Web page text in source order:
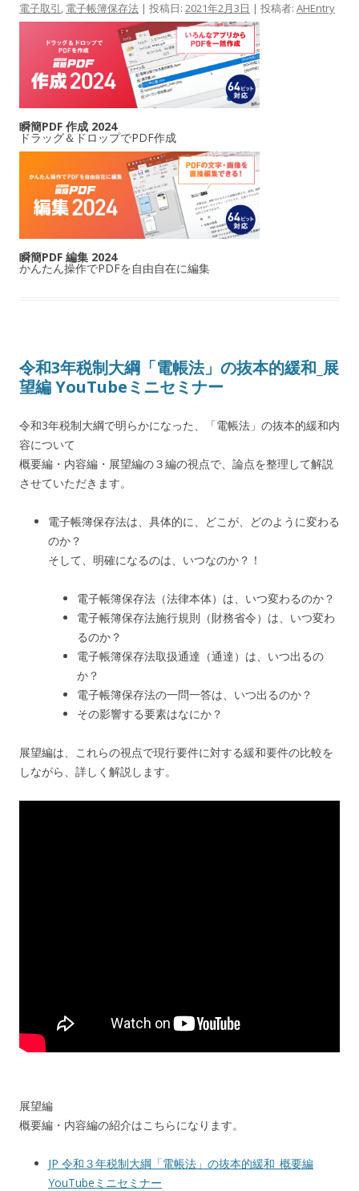
電子取引, 電子帳簿保存法 | 投稿日: 2021年2月3日 | 投稿者: AHEntry
瞬簡PDF 作成 2024
ドラッグ＆ドロップでPDF作成
瞬簡PDF 編集 2024
かんたん操作でPDFを自由自在に編集
令和3年税制大綱「電帳法」の抜本的緩和_展
望編 YouTubeミニセミナー
令和3年税制大綱で明らかになった、「電帳法」の抜本的緩和内
容について
概要編・内容編・展望編の３編の視点で、論点を整理して解説
させていただきます。
電子帳簿保存法は、具体的に、どこが、どのように変わる
のか？
そして、明確になるのは、いつなのか？！
電子帳簿保存法（法律本体）は、いつ変わるのか？
電子帳簿保存法施行規則（財務省令）は、いつ変わ
るのか？
電子帳簿保存法取扱通達（通達）は、いつ出るの
か？
電子帳簿保存法の一問一答は、いつ出るのか？
その影響する要素はなにか？
展望編は、これらの視点で現行要件に対する緩和要件の比較を
しながら、詳しく解説します。
展望編
概要編・内容編の紹介はこちらになります。
JP 令和３年税制大綱「電帳法」の抜本的緩和_概要編
YouTubeミニセミナー